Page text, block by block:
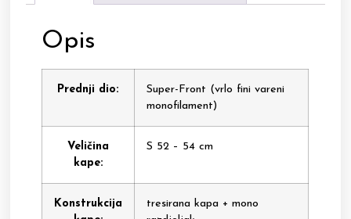
Opis
Prednji dio:
Super-Front (vrlo fini vareni
monofilament)
Veličina
kape:
S 52 – 54 cm
Konstrukcija
tresirana kapa + mono